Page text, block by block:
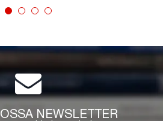
COMPRAR
NEWSLETTER